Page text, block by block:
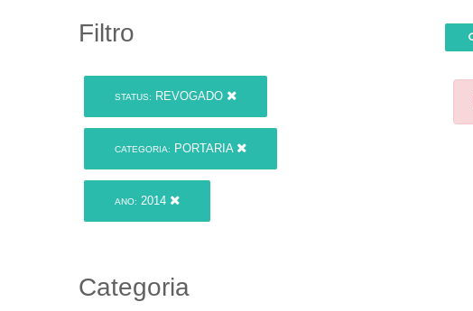
Filtro
STATUS: REVOGADO
CATEGORIA: PORTARIA
ANO: 2014
Categoria